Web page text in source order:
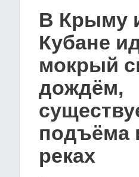
В Крыму
Кубане
мокрый
дождём,
подъёма
реках